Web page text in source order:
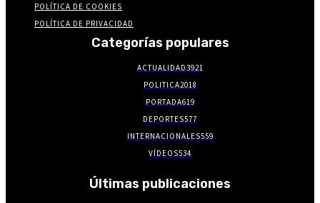
POLÍTICA DE COOKIES
POLÍTICA DE PRIVACIDAD
Categorías populares
ACTUALIDAD3921
POLITICA2018
PORTADA619
DEPORTES577
INTERNACIONALES559
VÍDEOS534
Últimas publicaciones